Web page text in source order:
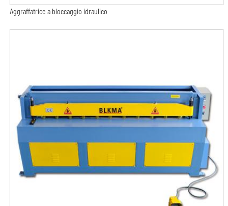
Aggraffatrice a bloccaggio idraulico